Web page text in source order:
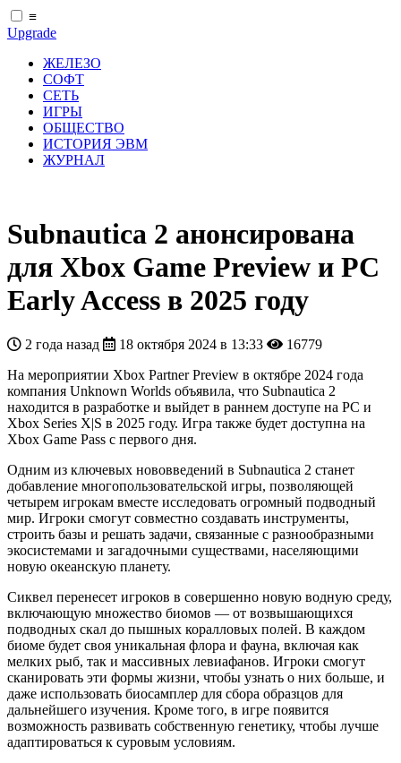
≡
Upgrade
ЖЕЛЕЗО
СОФТ
СЕТЬ
ИГРЫ
ОБЩЕСТВО
ИСТОРИЯ ЭВМ
ЖУРНАЛ
Subnautica 2 анонсирована
для Xbox Game Preview и PC
Early Access в 2025 году
2 года назад 18 октября 2024 в 13:33
16779
На мероприятии Xbox Partner Preview в октябре 2024 года
компания Unknown Worlds объявила, что Subnautica 2
находится в разработке и выйдет в раннем доступе на PC и
Xbox Series X|S в 2025 году. Игра также будет доступна на
Xbox Game Pass с первого дня.
Одним из ключевых нововведений в Subnautica 2 станет
добавление многопользовательской игры, позволяющей
четырем игрокам вместе исследовать огромный подводный
мир. Игроки смогут совместно создавать инструменты,
строить базы и решать задачи, связанные с разнообразными
экосистемами и загадочными существами, населяющими
новую океанскую планету.
Сиквел перенесет игроков в совершенно новую водную среду,
включающую множество биомов — от возвышающихся
подводных скал до пышных коралловых полей. В каждом
биоме будет своя уникальная флора и фауна, включая как
мелких рыб, так и массивных левиафанов. Игроки смогут
сканировать эти формы жизни, чтобы узнать о них больше, и
даже использовать биосамплер для сбора образцов для
дальнейшего изучения. Кроме того, в игре появится
возможность развивать собственную генетику, чтобы лучше
адаптироваться к суровым условиям.